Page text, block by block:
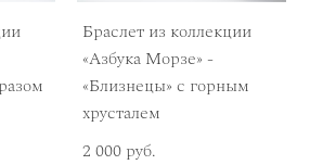
Браслет из коллекции
«Азбука Морзе» -
«Близнецы» с горным
хрусталем
2 000 pуб.